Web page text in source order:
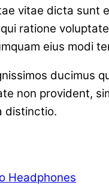
vitae dicta sunt
ratione
eius modi
ducimus
non provident,
distinctio.
Headphones